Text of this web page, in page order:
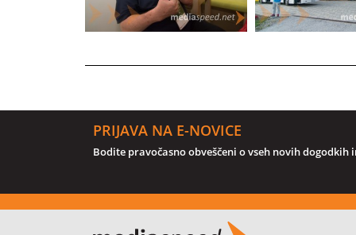
PRIJAVA NA E-NOVICE
Bodite pravočasno obveščeni o vseh novih